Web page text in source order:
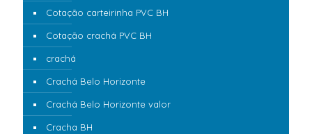
Cotação carteirinha PVC BH
Cotação crachá PVC BH
crachá
Crachá Belo Horizonte
Crachá Belo Horizonte valor
Cracha BH